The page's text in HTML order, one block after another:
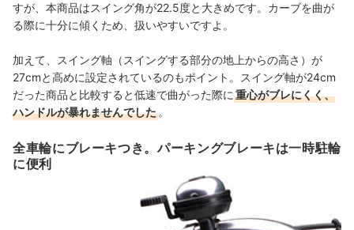
すが、本商品はスイング角が22.5度と大きめです。カーブを曲が
る際に十分に傾くため、扱いやすいですよ。
加えて、スイング軸（スイングする部分の地上からの高さ）が
27cmと高めに設定されているのもポイント。スイング軸が24cm
だった商品と比較すると低速で曲がった際に重心がブレにくく、
ハンドルが暴れませんでした。
全車輪にブレーキつき。パーキングブレーキは一時駐輪
に便利